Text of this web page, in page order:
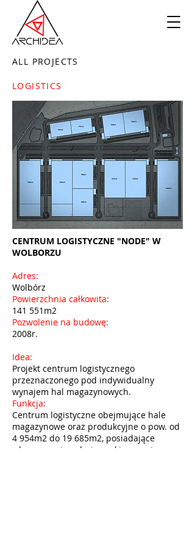
ALL PROJECTS
LOGISTICS
CENTRUM LOGISTYCZNE "NODE" W
WOLBORZU
Adres:
Wolbórz
Powierzchnia całkowita:
141 551m2
Pozwolenie na budowę:
2008r.
Idea:
Projekt centrum logistycznego
przeznaczonego pod indywidualny
wynajem hal magazynowych.
Funkcja:
Centrum logistyczne obejmujące hale
magazynowe oraz produkcyjne o pow. od
4 954m2 do 19 685m2, posiadające
własne powierzchnie parkingowe i